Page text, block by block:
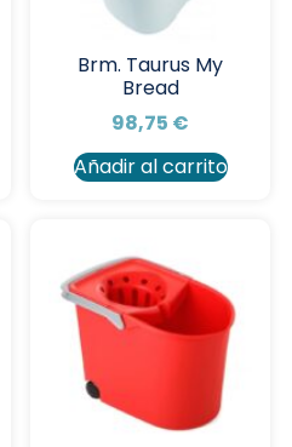
Brm. Taurus My
Bread
98,75 €
Añadir al carrito